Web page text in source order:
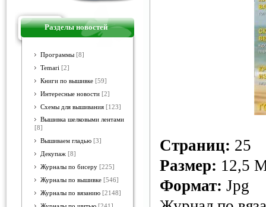
Разделы новостей
Программы [8]
Temari [2]
Книги по вышивке [59]
Интересные новости [2]
Схемы для вышивания [123]
Вышивка шелковыми лентами
[8]
Вышиваем гладью [3]
Декупаж [8]
Журналы по бисеру [225]
Журналы по вышивке [546]
Журналы по вязанию [2148]
Страниц: 25
Размер: 12,5
Формат: Jpg